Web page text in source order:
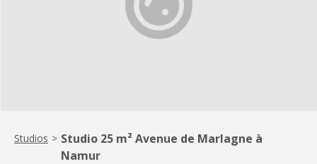
Studios > Studio 25 m² Avenue de Marlagne à
Namur